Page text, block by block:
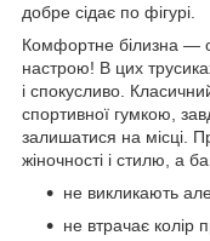
добре сідає по фігурі.
Комфортне білизна —
настрою! В цих
і спокусливо.
спортивної гумкою,
залишатися на місці.
жіночності і стилю, а
не викликають
не втрачає колір